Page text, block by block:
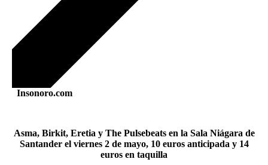
Insonoro.com
Asma, Birkit, Eretia y The Pulsebeats en la Sala Niágara de
Santander el viernes 2 de mayo, 10 euros anticipada y 14
euros en taquilla